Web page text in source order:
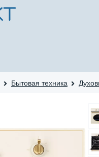
Бытовая техника